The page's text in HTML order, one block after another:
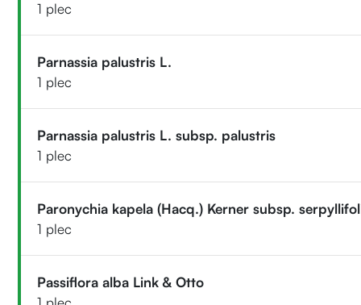
1 plec
Parnassia palustris L.
1 plec
Parnassia palustris L. subsp. palustris
1 plec
Paronychia kapela (Hacq.) Kerner subsp.
1 plec
Passiflora alba Link & Otto